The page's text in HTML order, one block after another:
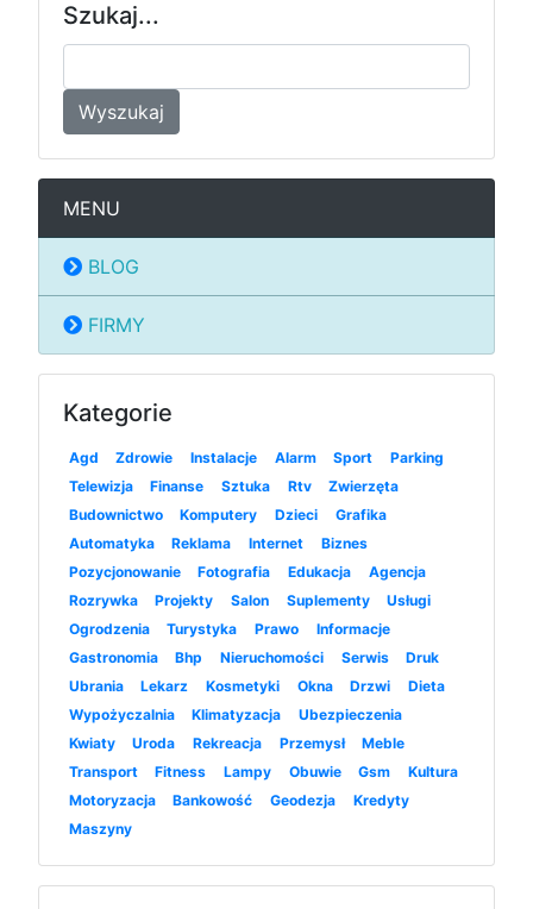
Szukaj...
Wyszukaj
MENU
BLOG
FIRMY
Kategorie
Agd Zdrowie Instalacje Alarm Sport
Parking
Telewizja
Finanse Sztuka Rtv
Zwierzęta
Budownictwo
Komputery Dzieci
Grafika
Automatyka
Reklama Internet
Biznes
Pozycjonowanie
Fotografia Edukacja
Agencja
Rozrywka
Projekty Salon Suplementy
Usługi
Ogrodzenia
Turystyka Prawo
Informacje
Gastronomia
Bhp Nieruchomości Serwis
Druk
Ubrania
Lekarz Kosmetyki Okna Drzwi
Dieta
Wypożyczalnia
Klimatyzacja
Ubezpieczenia
Kwiaty
Uroda Rekreacja Przemysł
Meble
Transport
Fitness Lampy Obuwie Gsm
Kultura
Motoryzacja
Bankowość Geodezja
Kredyty
Maszyny